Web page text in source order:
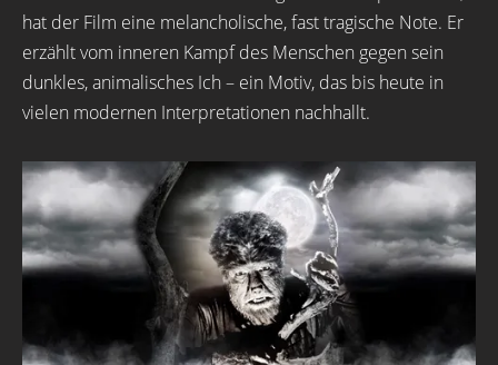
hat der Film eine melancholische, fast tragische Note. Er
erzählt vom inneren Kampf des Menschen gegen sein
dunkles, animalisches Ich – ein Motiv, das bis heute in
vielen modernen Interpretationen nachhallt.